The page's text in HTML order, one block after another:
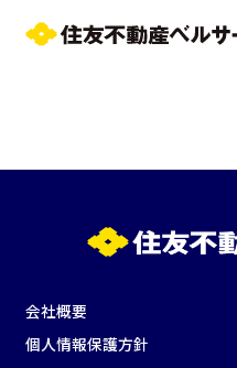
会社概要
個人情報保護方針
新宿・高田馬場エリア